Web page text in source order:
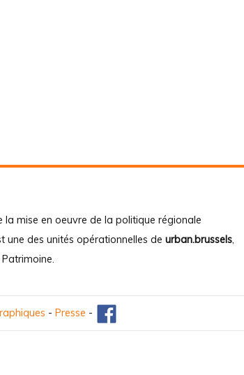
mise en oeuvre de la politique régionale
une des unités opérationnelles de urban.brussels,
.
- Presse -